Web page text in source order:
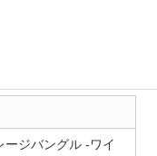
ージバングル -ワイ